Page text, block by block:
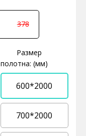
378
Размер
полотна: (мм)
600*2000
700*2000